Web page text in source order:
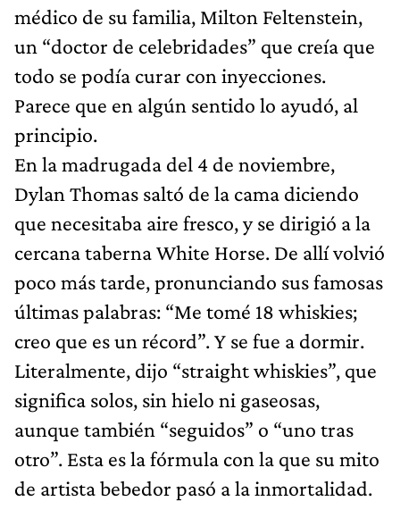
médico de su familia, Milton Feltenstein,
un “doctor de celebridades” que creía que
todo se podía curar con inyecciones.
Parece que en algún sentido lo ayudó, al
principio.
En la madrugada del 4 de noviembre,
Dylan Thomas saltó de la cama diciendo
que necesitaba aire fresco, y se dirigió a la
cercana taberna White Horse. De allí volvió
poco más tarde, pronunciando sus famosas
últimas palabras: “Me tomé 18 whiskies;
creo que es un récord”. Y se fue a dormir.
Literalmente, dijo “straight whiskies”, que
significa solos, sin hielo ni gaseosas,
aunque también “seguidos” o “uno tras
otro”. Esta es la fórmula con la que su mito
de artista bebedor pasó a la inmortalidad.